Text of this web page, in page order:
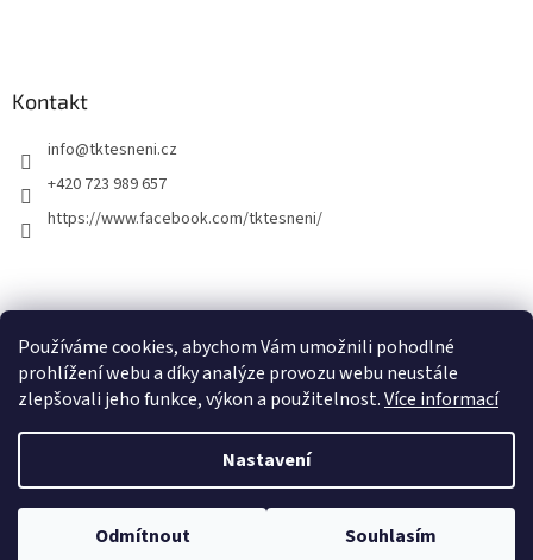
Používáme cookies, abychom Vám umožnili pohodlné
prohlížení webu a díky analýze provozu webu neustále
zlepšovali jeho funkce, výkon a použitelnost.Více informací
Nastavení
Odmítnout Souhlasím
Nenašli jste co jste hledali? E-shop je stále v úpravách a proto se může
stát, že nenajdete co jste hledali. Napište nám na info@tktesneni.cz.
Pomůžeme Vám a nabídneme cenu a termín i na položky, které jste na
Kontakt
info@tktesneni.cz
+420 723 989 657
https://www.facebook.com/tktesneni/
Copyright 2026Tomáš Karlík - prodej a výroba těsnění. Všechna